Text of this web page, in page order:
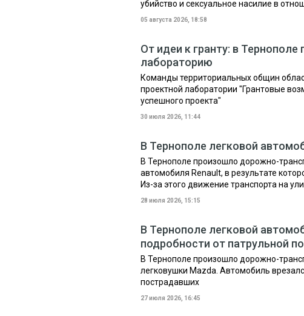
убийство и сексуальное насилие в
05 августа 2026, 18:58
От идеи к гранту: в
лабораторию
Команды территориальных общин
проектной лаборатории "Грантовые
успешного проекта"
30 июля 2026, 11:44
В Тернополе легковой
В Тернополе произошло дорожно-
автомобиля Renault, в результате
Из-за этого движение транспорта на
28 июля 2026, 15:15
В Тернополе легковой
подробности от патрульной
В Тернополе произошло дорожно-
легковушки Mazda. Автомобиль
пострадавших
27 июля 2026, 16:45